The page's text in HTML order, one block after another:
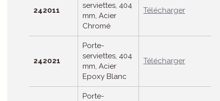
242011
serviettes, 404
mm, Acier
Chromé
Télécharger
242021
Porte-
serviettes, 404
mm, Acier
Epoxy Blanc
Télécharger
Porte-